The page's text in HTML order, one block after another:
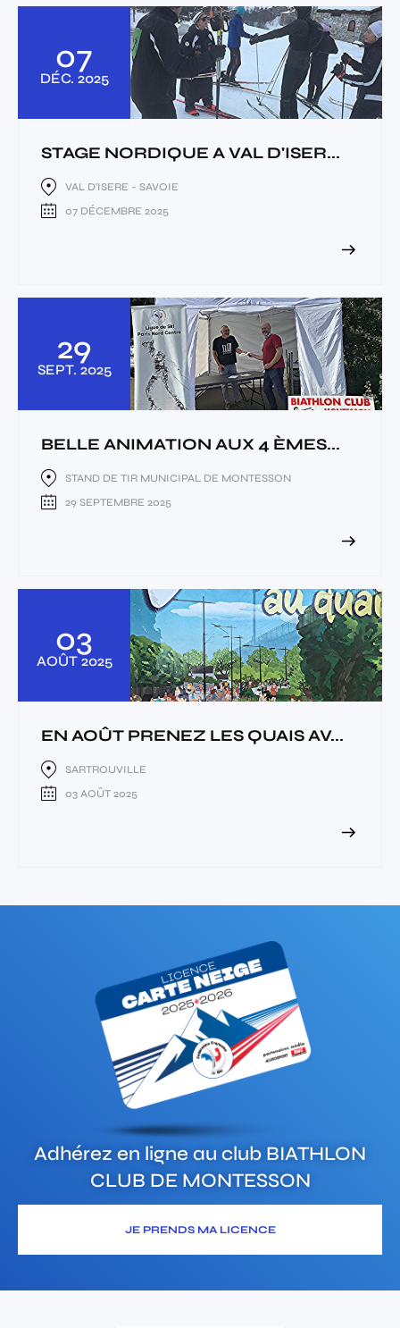
07
DÉC. 2025
STAGE NORDIQUE A VAL D'ISER...
VAL D'ISERE - SAVOIE
07 DÉCEMBRE 2025
29
SEPT. 2025
BELLE ANIMATION AUX 4 ÈMES...
STAND DE TIR MUNICIPAL DE MONTESSON
29 SEPTEMBRE 2025
03
AOÛT 2025
EN AOÛT PRENEZ LES QUAIS AV...
SARTROUVILLE
03 AOÛT 2025
Adhérez en ligne au club BIATHLON
CLUB DE MONTESSON
JE PRENDS MA LICENCE